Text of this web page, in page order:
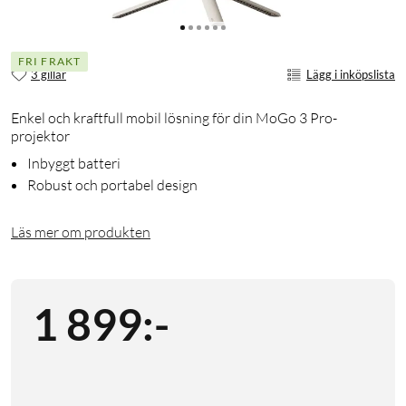
FRI FRAKT
3 gillar Lägg i inköpslista
Enkel och kraftfull mobil lösning för din MoGo 3 Pro-
projektor
Inbyggt batteri
Robust och portabel design
Läs mer om produkten
1 899:-